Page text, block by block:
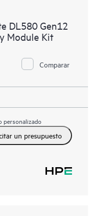
DL580 Gen12
Module Kit
Comparar
personalizado
un presupuesto